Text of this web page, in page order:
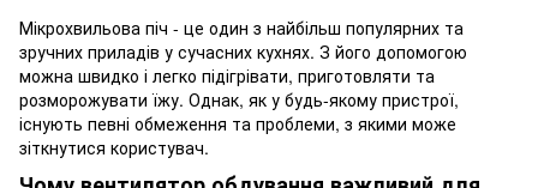
Мікрохвильова піч - це один з найбільш популярних та
зручних приладів у сучасних кухнях. З його допомогою
можна швидко і легко підігрівати, приготовляти та
розморожувати їжу. Однак, як у будь-якому пристрої,
існують певні обмеження та проблеми, з якими може
зіткнутися користувач.